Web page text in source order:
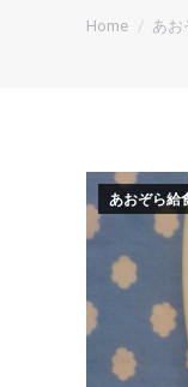
You are here:
Home あお
あおぞら給